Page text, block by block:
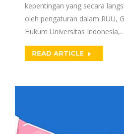
kepentingan yang secara
oleh pengaturan dalam RUU,
Hukum Universitas
READ ARTICLE